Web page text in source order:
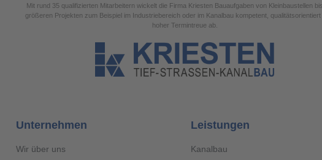
Mit rund 35 qualifizierten Mitarbeitern wickelt die Firma Kriesten Bauaufgaben von Kleinbaustellen
größeren Projekten zum Beispiel im Industriebereich oder im Kanalbau kompetent, qualitätsorientiert
hoher Termintreue ab.
Unternehmen
Wir über uns
Leistungen
Kanalbau